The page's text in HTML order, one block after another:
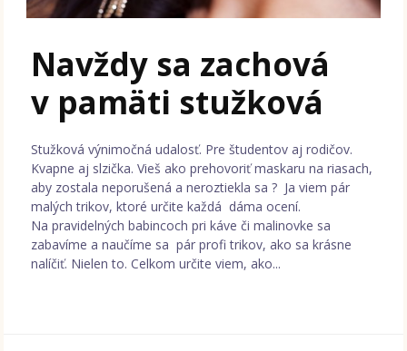
Navždy sa zachová
v pamäti stužková
Stužková výnimočná udalosť. Pre študentov aj rodičov.
Kvapne aj slzička. Vieš ako prehovoriť maskaru na riasach,
aby zostala neporušená a neroztiekla sa ? Ja viem pár
malých trikov, ktoré určite každá dáma ocení.
Na pravidelných babincoch pri káve či malinovke sa
zabavíme a naučíme sa pár profi trikov, ako sa krásne
nalíčiť. Nielen to. Celkom určite viem, ako...